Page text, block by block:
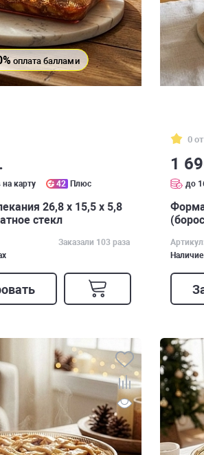
оплата баллами
карту 42 Плюс
26,8 x 15,5 х 5,8
стекл
Заказали 103 раза
0
1
до